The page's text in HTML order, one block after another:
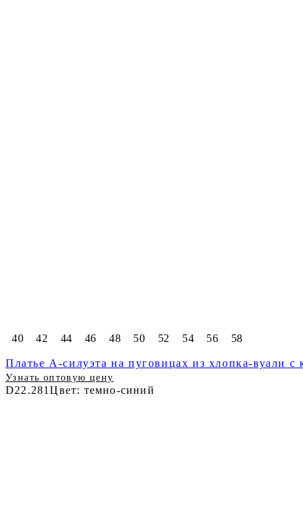
40 42 44 46 48 50 52 54 56 58
Платье А-силуэта на пуговицах из хлопка-вуали с
Узнать оптовую цену
D22.281Цвет: темно-синий